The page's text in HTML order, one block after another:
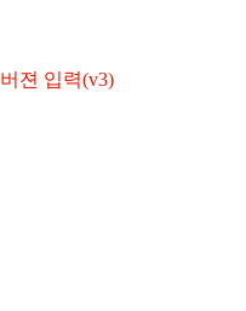
버젼 입력(v3)